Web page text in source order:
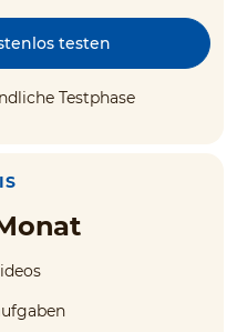
testen
Testphase